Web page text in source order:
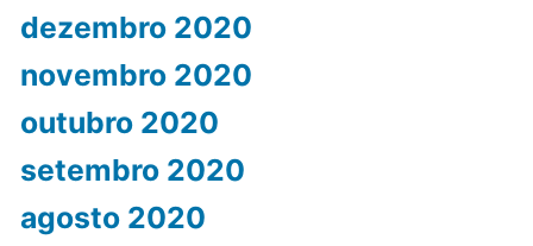
dezembro 2020
novembro 2020
outubro 2020
setembro 2020
agosto 2020